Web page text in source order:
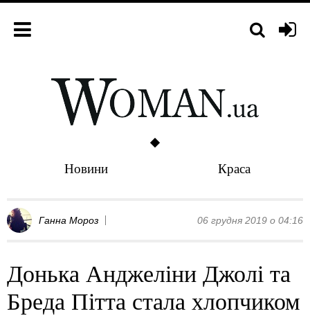
Новини Краса
Ганна Мороз 06 грудня 2019 о 04:16
Донька Анджеліни Джолі та
Бреда Пітта стала хлопчиком